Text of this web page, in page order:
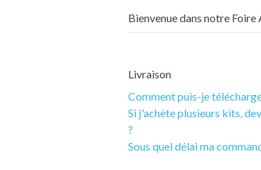
Bienvenue dans notre
Livraison
Comment puis-je
Si j'achète plusieurs kits,
?
Sous quel délai ma